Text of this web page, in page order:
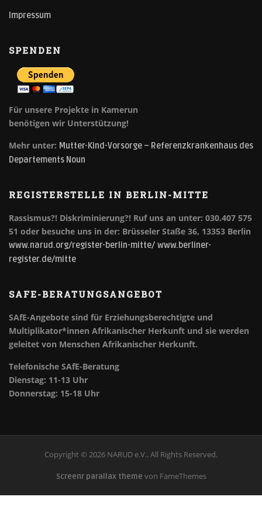
Impressum
SPENDEN
Für unsere Projekte in Kamerun
benötigen wir Unterstützung!
Mehr unter: Mutter-Kind-Vorsorge – Referenzkrankenhaus des
Departements Noun
REGISTERSTELLE IN BERLIN-MITTE
Rassismus?! Diskriminierung?! Ruf uns an unter: 030.407 575
51 oder besuche uns in der: Brüsseler Staße 36, 13353 Berlin
www.narud.org/register-berlin-mitte/ www.berliner-
register.de/mitte
SAFE-BERATUNGSANGEBOT
SAfE-Angebote sind für Erziehungsberechtigte und
Multiplikator*innen Afrikanischer Herkunft und sie werden
geleitet von Menschen Afrikanischer Herkunft.
Telefonische SAfE-Beratung
Dienstag: 11-13 Uhr
Donnerstag: 15-18 Uhr
Copyright © 2026 NARUD e.V.. All Rights Reserved.
Screenr parallax theme von FameThemes